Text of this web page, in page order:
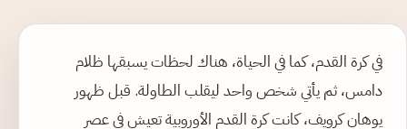
في كرة القدم، كما في الحياة، هناك لحظات يسبقها ظلام
دامس، ثم يأتي شخص واحد ليقلب الطاولة. قبل ظهور
يوهان كرويف، كانت كرة القدم الأوروبية تعيش في عصر